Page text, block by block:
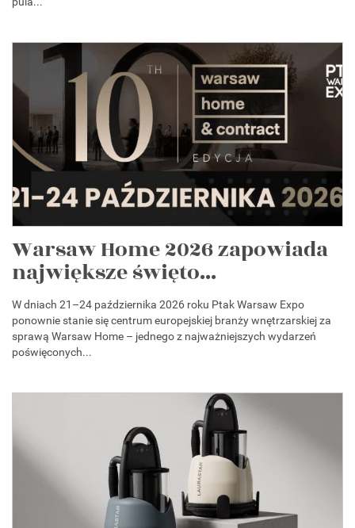
Warsaw Home 2026 zapowiada
największe święto...
W dniach 21–24 października 2026 roku Ptak Warsaw Expo
ponownie stanie się centrum europejskiej branży wnętrzarskiej za
sprawą Warsaw Home – jednego z najważniejszych wydarzeń
poświęconych...